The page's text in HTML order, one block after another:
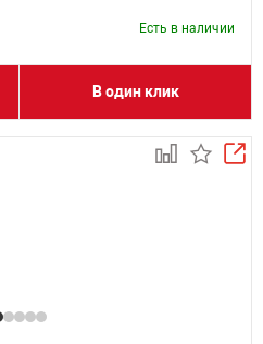
Есть в наличии
В один клик